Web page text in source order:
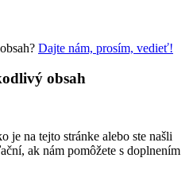
Dajte nám, prosím, vedieť!
obsah
je na tejto stránke alebo ste našli
ak nám pomôžete s doplnením